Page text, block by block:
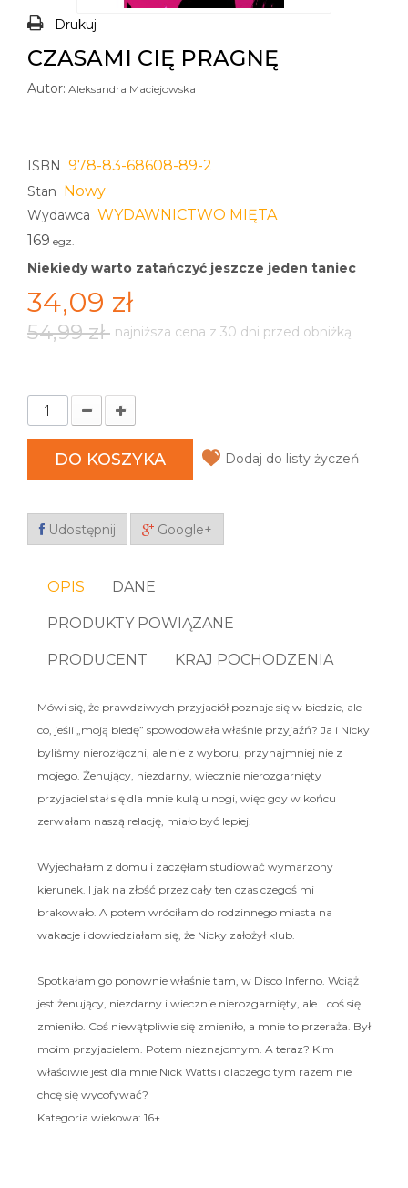
Drukuj
CZASAMI CIĘ PRAGNĘ
Autor: Aleksandra Maciejowska
ISBN 978-83-68608-89-2
Stan Nowy
Wydawca WYDAWNICTWO MIĘTA
169 egz.
Niekiedy warto zatańczyć jeszcze jeden taniec
34,09 zł
54,99 zł najniższa cena z 30 dni przed obniżką
DO KOSZYKA Dodaj do listy życzeń
Udostępnij Google+
OPIS DANE
PRODUKTY POWIĄZANE
PRODUCENT KRAJ POCHODZENIA
Mówi się, że prawdziwych przyjaciół poznaje się w biedzie, ale
co, jeśli „moją biedę” spowodowała właśnie przyjaźń? Ja i Nicky
byliśmy nierozłączni, ale nie z wyboru, przynajmniej nie z
mojego. Żenujący, niezdarny, wiecznie nierozgarnięty
przyjaciel stał się dla mnie kulą u nogi, więc gdy w końcu
zerwałam naszą relację, miało być lepiej.
Wyjechałam z domu i zaczęłam studiować wymarzony
kierunek. I jak na złość przez cały ten czas czegoś mi
brakowało. A potem wróciłam do rodzinnego miasta na
wakacje i dowiedziałam się, że Nicky założył klub.
Spotkałam go ponownie właśnie tam, w Disco Inferno. Wciąż
jest żenujący, niezdarny i wiecznie nierozgarnięty, ale… coś się
zmieniło. Coś niewątpliwie się zmieniło, a mnie to przeraża. Był
moim przyjacielem. Potem nieznajomym. A teraz? Kim
właściwie jest dla mnie Nick Watts i dlaczego tym razem nie
chcę się wycofywać?
Kategoria wiekowa: 16+